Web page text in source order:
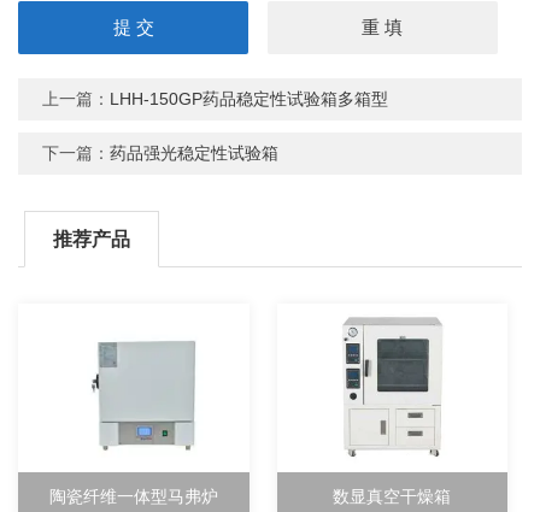
上一篇： LHH-150GP药品稳定性试验箱多箱型
下一篇：药品强光稳定性试验箱
推荐产品
陶瓷纤维一体型马弗炉 数显真空干燥箱